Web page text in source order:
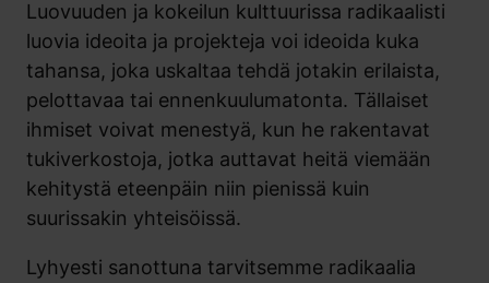
Luovuuden ja kokeilun kulttuurissa radikaalisti
luovia ideoita ja projekteja voi ideoida kuka
tahansa, joka uskaltaa tehdä jotakin erilaista,
pelottavaa tai ennenkuulumatonta. Tällaiset
ihmiset voivat menestyä, kun he rakentavat
tukiverkostoja, jotka auttavat heitä viemään
kehitystä eteenpäin niin pienissä kuin
suurissakin yhteisöissä.
Lyhyesti sanottuna tarvitsemme radikaalia